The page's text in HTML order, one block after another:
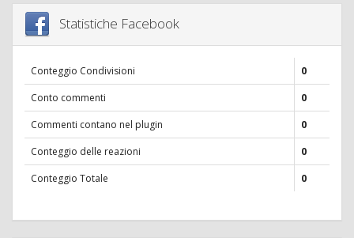
Statistiche Facebook
Conteggio Condivisioni
0
Conto commenti
0
Commenti contano nel plugin
0
Conteggio delle reazioni
0
Conteggio Totale
0